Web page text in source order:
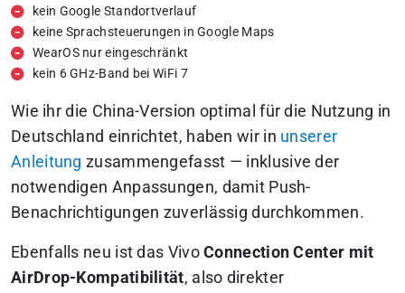
kein Google Standortverlauf
keine Sprachsteuerungen in Google Maps
WearOS nur eingeschränkt
kein 6 GHz-Band bei WiFi 7
Wie ihr die China-Version optimal für die Nutzung in
Deutschland einrichtet, haben wir in unserer
Anleitung zusammengefasst — inklusive der
notwendigen Anpassungen, damit Push-
Benachrichtigungen zuverlässig durchkommen.
Ebenfalls neu ist das VivoConnection Center mit
AirDrop-Kompatibilität, also direkter